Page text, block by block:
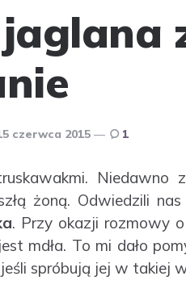
jaglana
czerwca 2015 1
Niedawno
żoną. Odwiedzili
. Przy okazji rozmowy o
mdła. To mi dało
spróbują jej w takiej